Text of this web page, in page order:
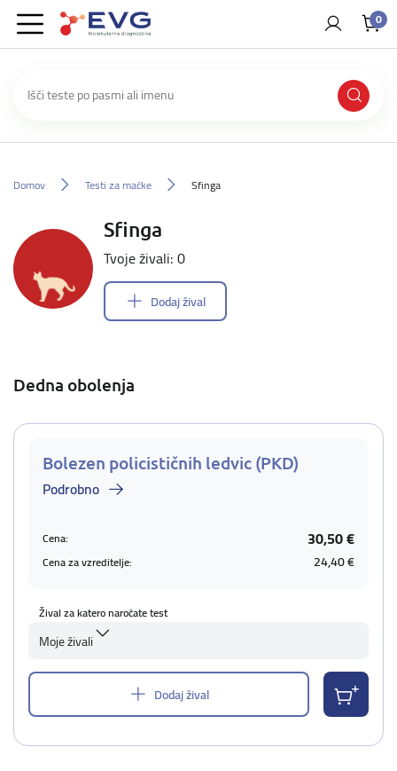
0
Domov Testi za mačke Sfinga
Sfinga
Tvoje živali: 0
Dodaj žival
Dedna obolenja
Bolezen policističnih ledvic (PKD)
Podrobno
Cena: 30,50 €
Cena za vzreditelje: 24,40 €
Žival za katero naročate test
Moje živali
Dodaj žival